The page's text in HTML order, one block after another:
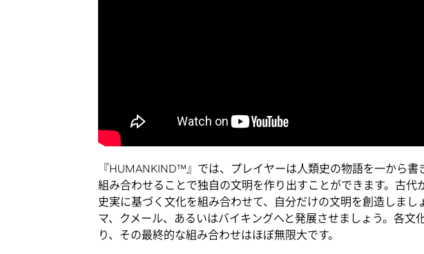
『HUMANKIND™』では、プレイヤーは人類史の物語を一から書
組み合わせることで独自の文明を作り出すことができます。古
史実に基づく文化を組み合わせて、自分だけの文明を創造しまし
マ、クメール、あるいはバイキングへと発展させましょう。各文
り、その最終的な組み合わせはほぼ無限大です。